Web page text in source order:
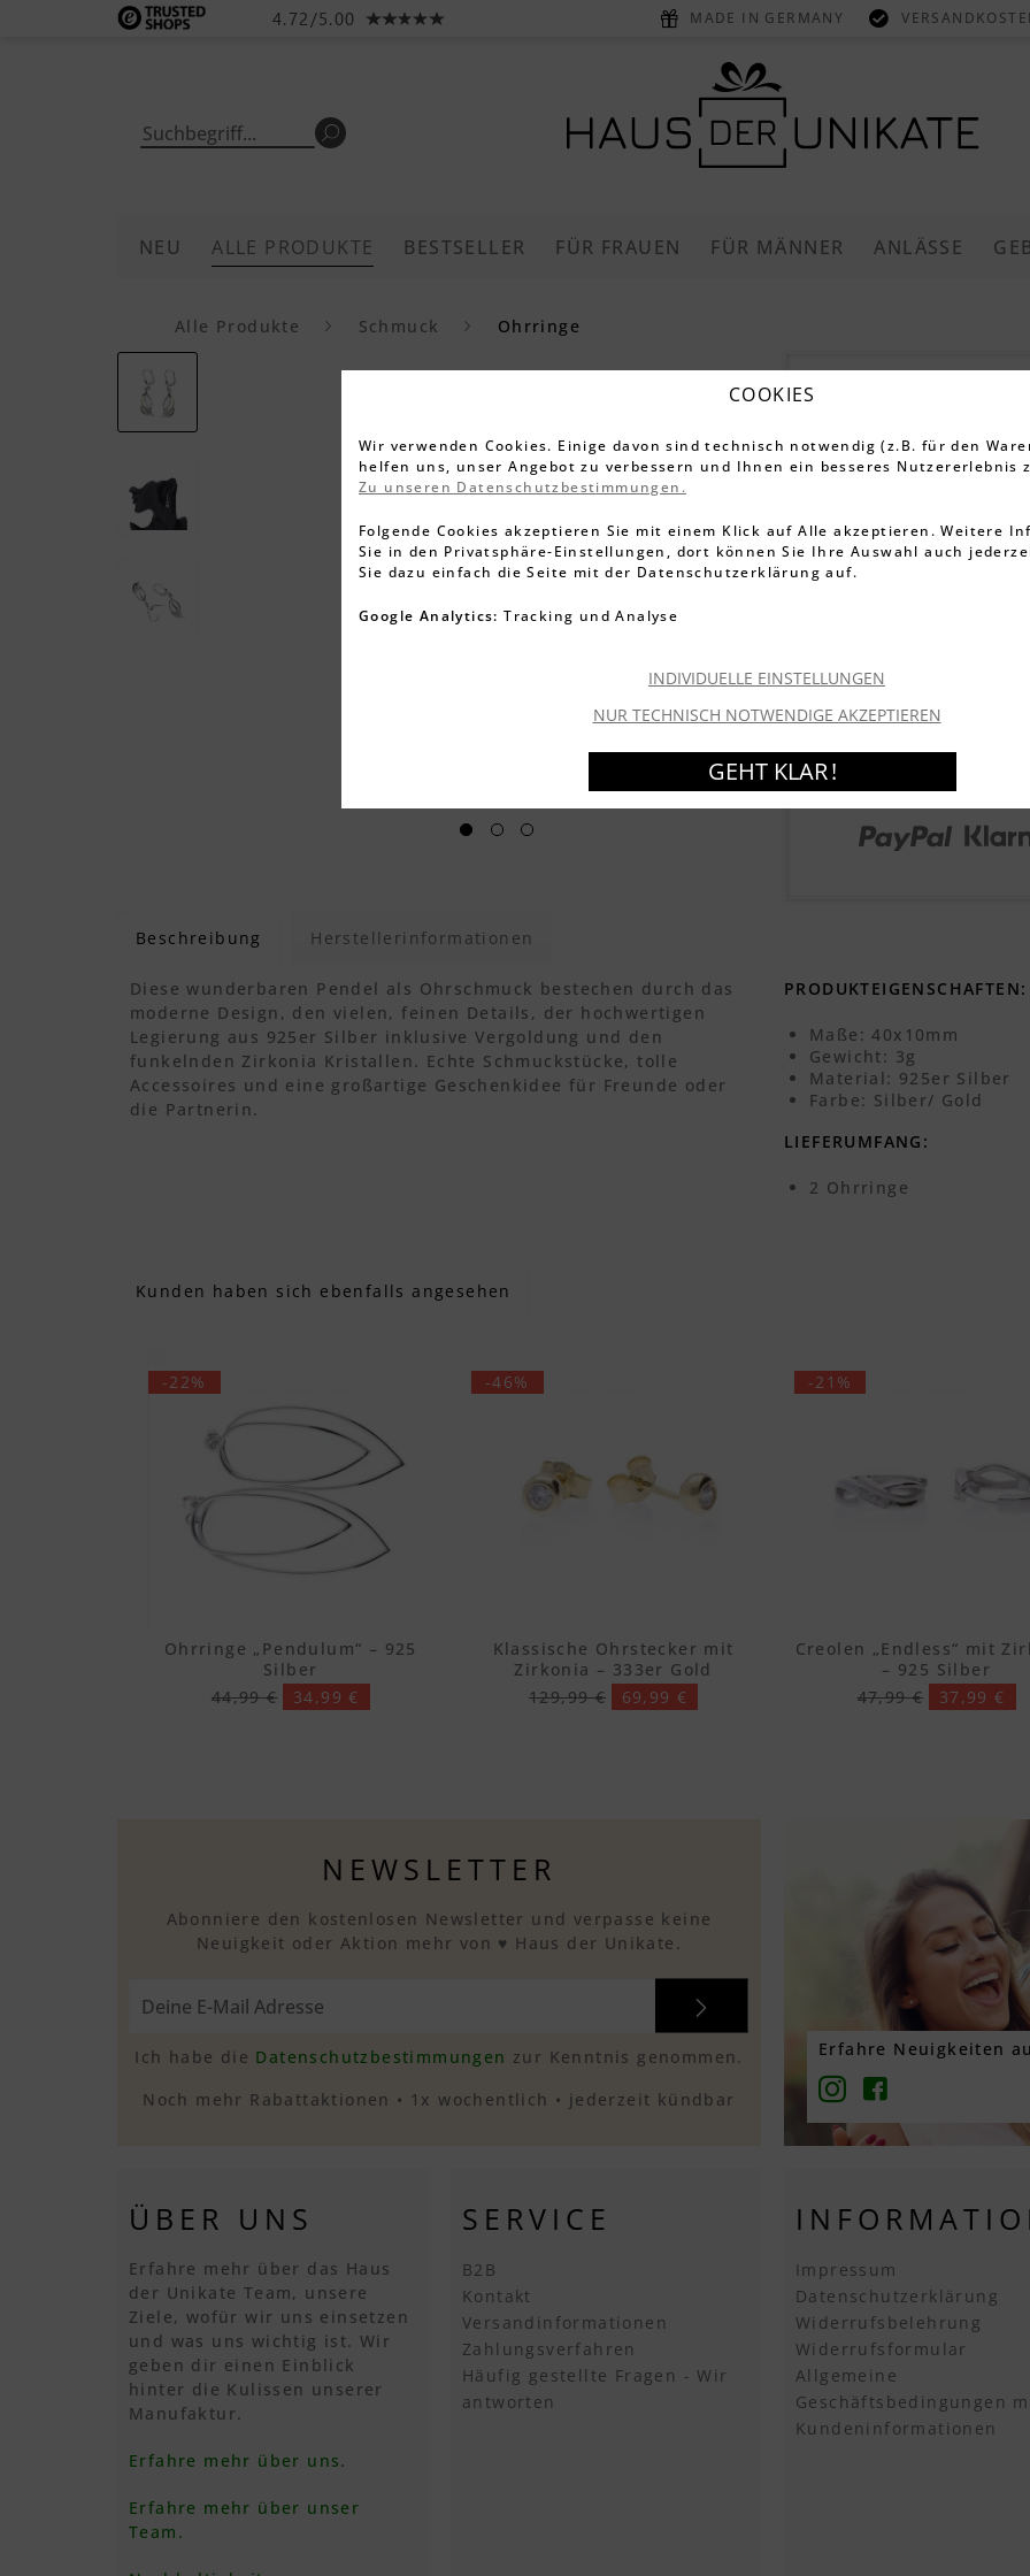
4.72/5.00 MADE IN GERMANY
NEU ALLE PRODUKTE BESTSELLER FÜR FRAUEN FÜR MÄNNER ANLÄSSE
Alle Produkte Schmuck Ohrringe
Ohrringe
und
37,99 €
inkl. MwSt.
Garantierter Versand
Beschreibung Herstellerinformationen
Diese wunderbaren Pendel als Ohrschmuck bestechen durch das
moderne Design, den vielen, feinen Details, der hochwertigen
Legierung aus 925er Silber inklusive Vergoldung und den
funkelnden Zirkonia Kristallen. Echte Schmuckstücke, tolle
Accessoires und eine großartige Geschenkidee für Freunde oder
die Partnerin.
PRODUKTEIGENSCHAFTEN:
Maße: 40x10mm
Gewicht: 3g
Material: 925er Silber
Farbe: Silber/ Gold
LIEFERUMFANG:
2 Ohrringe
Kunden haben sich ebenfalls angesehen
-22%
Ohrringe „Pendulum“ – 925
Silber
44,99 €
34,99 €
-46%
Klassische Ohrstecker mit
Zirkonia – 333er Gold
129,99 €
69,99 €
-21%
Creolen „Endless“ mit
– 925 Silber
47,99 €
37,99 €
NEWSLETTER
Abonniere den kostenlosen Newsletter und verpasse keine
Neuigkeit oder Aktion mehr von ♥ Haus der Unikate.
Ich habe die Datenschutzbestimmungen zur Kenntnis genommen.
Noch mehr Rabattaktionen • 1x wochentlich • jederzeit kündbar
Erfahre Neuigkeiten
ÜBER UNS
Erfahre mehr über das Haus
der Unikate Team, unsere
Ziele, wofür wir uns einsetzen
und was uns wichtig ist. Wir
geben dir einen Einblick
hinter die Kulissen unserer
Manufaktur.
Erfahre mehr über uns.
Erfahre mehr über unser
Team.
SERVICE
B2B
Kontakt
Versandinformationen
Zahlungsverfahren
Häufig gestellte Fragen - Wir
antworten
Impressum
Datenschutzerklärung
Widerrufsbelehrung
Widerrufsformular
Allgemeine
Geschäftsbedingungen
Kundeninformationen
COOKIES
Wir verwenden Cookies. Einige davon sind technisch notwendig (z.B. für den
helfen uns, unser Angebot zu verbessern und Ihnen ein besseres Nutzererlebnis
Zu unseren Datenschutzbestimmungen.
Folgende Cookies akzeptieren Sie mit einem Klick auf Alle akzeptieren. Weitere
Sie in den Privatsphäre-Einstellungen, dort können Sie Ihre Auswahl auch
Sie dazu einfach die Seite mit der Datenschutzerklärung auf.
Google Analytics: Tracking und Analyse
INDIVIDUELLE EINSTELLUNGEN
NUR TECHNISCH NOTWENDIGE AKZEPTIEREN
GEHT KLAR !